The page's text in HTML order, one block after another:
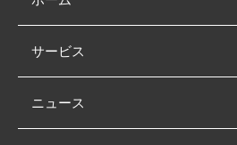
サービス
ニュース